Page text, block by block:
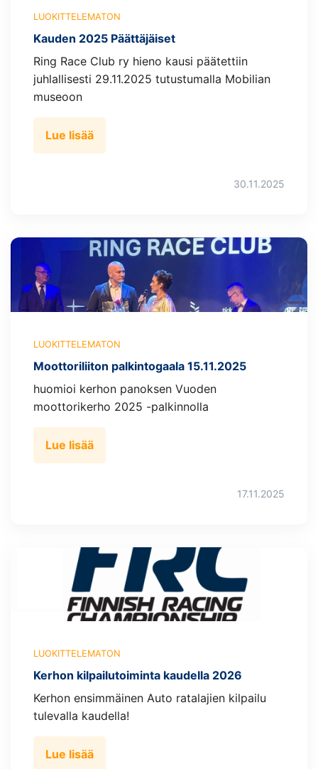
LUOKITTELEMATON
Kauden 2025 Päättäjäiset
Ring Race Club ry hieno kausi päätettiin
juhlallisesti 29.11.2025 tutustumalla Mobilian
museoon
Lue lisää
30.11.2025
LUOKITTELEMATON
Moottoriliiton palkintogaala 15.11.2025
huomioi kerhon panoksen Vuoden
moottorikerho 2025 -palkinnolla
Lue lisää
17.11.2025
LUOKITTELEMATON
Kerhon kilpailutoiminta kaudella 2026
Kerhon ensimmäinen Auto ratalajien kilpailu
tulevalla kaudella!
Lue lisää